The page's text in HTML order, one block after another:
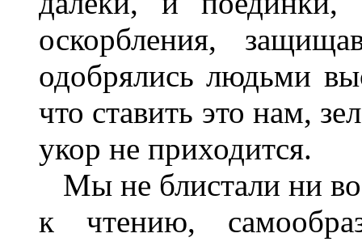
оскорбления,
одобрялись людьми
что ставить это нам,
укор не приходится.
Мы не блистали ни
к чтению,